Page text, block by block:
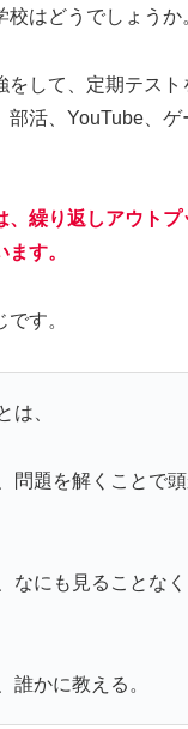
校はどうでしょうか
をして、定期テス
部活、YouTube、ゲ
、繰り返しアウト
す。
す。
は、
問題を解くことで
なにも見ることな
誰かに教える。